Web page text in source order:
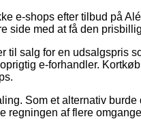
e-shops efter tilbud på
side med at få den
til salg for en udsalgspris
e-forhandler.
Som et alternativ
regningen af flere